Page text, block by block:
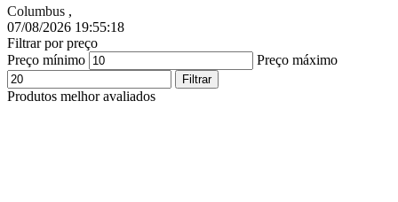
Columbus ,
07/08/2026 19:55:19
Filtrar por preço
Preço mínimo
Preço máximo
Filtrar
Produtos melhor avaliados